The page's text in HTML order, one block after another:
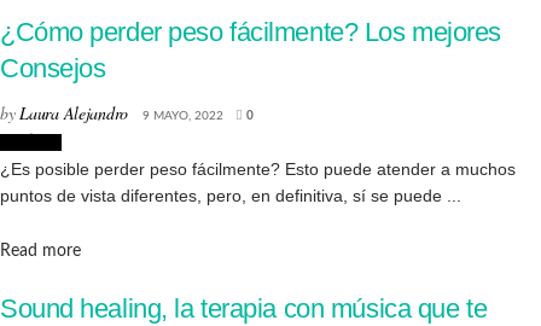
¿Cómo perder peso fácilmente? Los mejores
Consejos
by Laura Alejandro 9 MAYO, 2022 0
¿Es posible perder peso fácilmente? Esto puede atender a muchos
puntos de vista diferentes, pero, en definitiva, sí se puede ...
Read moreDetails
Sound healing, la terapia con música que te